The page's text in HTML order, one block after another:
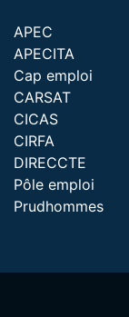
APEC
APECITA
Cap emploi
CARSAT
CICAS
CIRFA
DIRECCTE
Pôle emploi
Prudhommes